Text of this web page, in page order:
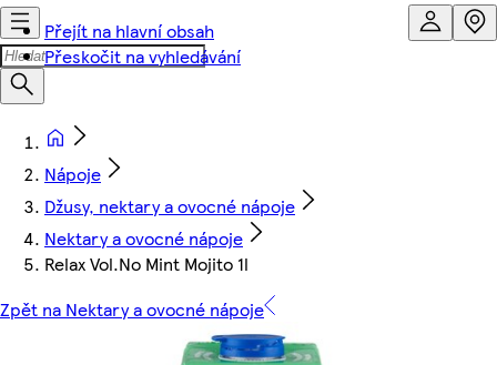
Přejít na hlavní obsah
Přeskočit na vyhledávání
Nápoje
Džusy, nektary a ovocné nápoje
Nektary a ovocné nápoje
Relax Vol.No Mint Mojito 1l
Zpět na Nektary a ovocné nápoje